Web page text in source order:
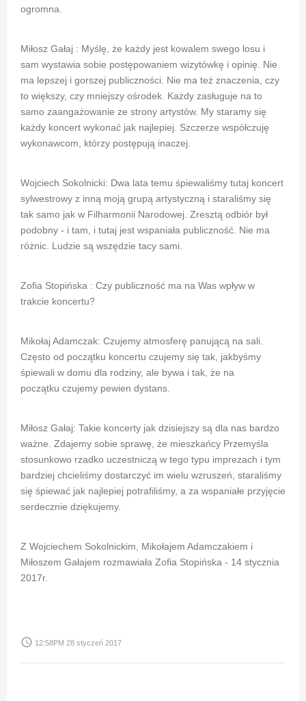
ogromna.
Miłosz Gałaj : Myślę, że każdy jest kowalem swego losu i
sam wystawia sobie postępowaniem wizytówkę i opinię. Nie
ma lepszej i gorszej publiczności. Nie ma też znaczenia, czy
to większy, czy mniejszy ośrodek. Każdy zasługuje na to
samo zaangażowanie ze strony artystów. My staramy się
każdy koncert wykonać jak najlepiej. Szczerze współczuję
wykonawcom, którzy postępują inaczej.
Wojciech Sokolnicki: Dwa lata temu śpiewaliśmy tutaj koncert
sylwestrowy z inną moją grupą artystyczną i staraliśmy się
tak samo jak w Filharmonii Narodowej. Zresztą odbiór był
podobny - i tam, i tutaj jest wspaniała publiczność. Nie ma
różnic. Ludzie są wszędzie tacy sami.
Zofia Stopińska : Czy publiczność ma na Was wpływ w
trakcie koncertu?
Mikołaj Adamczak: Czujemy atmosferę panującą na sali.
Często od początku koncertu czujemy się tak, jakbyśmy
śpiewali w domu dla rodziny, ale bywa i tak, że na
początku czujemy pewien dystans.
Miłosz Gałaj: Takie koncerty jak dzisiejszy są dla nas bardzo
ważne. Zdajemy sobie sprawę, że mieszkańcy Przemyśla
stosunkowo rzadko uczestniczą w tego typu imprezach i tym
bardziej chcieliśmy dostarczyć im wielu wzruszeń, staraliśmy
się śpiewać jak najlepiej potrafiliśmy, a za wspaniałe przyjęcie
serdecznie dziękujemy.
Z Wojciechem Sokolnickim, Mikołajem Adamczakiem i
Miłoszem Gałajem rozmawiała Zofia Stopińska - 14 stycznia
2017r.
access_time 12:58PM 28 styczeń 2017